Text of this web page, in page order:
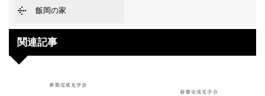
飯岡の家
関連記事